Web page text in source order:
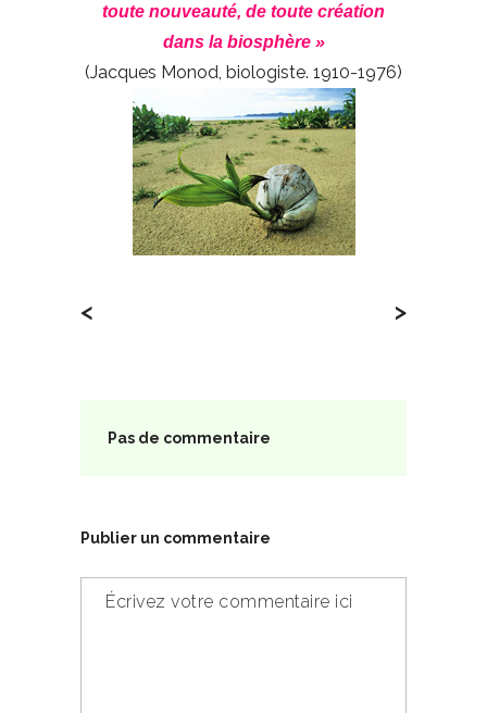
toute nouveauté, de toute création
dans la biosphère »
(Jacques Monod, biologiste. 1910-1976)
< >
Pas de commentaire
Publier un commentaire